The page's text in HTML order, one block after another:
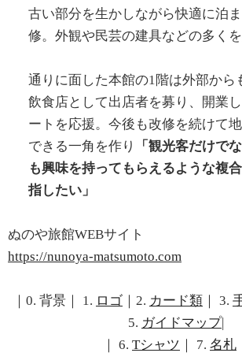
古い部分を生かしながら快適に泊
修。外観や民芸の建具などの多くを
通りに面した本館の1階は外部から
飲食店として出店者を募り、開業
ートを応援。今後も改修を続けて
できる一角を作り
「観光客だけで
も興味を持ってもらえるような複
指したい」
ぬのや旅館WEBサイト
https://nunoya-matsumoto.com
｜0. 背景｜ 1. ロゴ ｜2. カード類 ｜ 3.
5. ガイドマップ|
｜ 6. Tシャツ ｜ 7. 名札